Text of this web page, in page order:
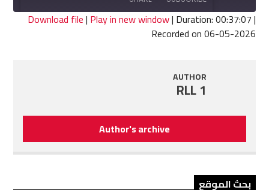
Seconds
seconds
SHARE
Download file| Play in new window| Duration: 00:37:07|
Recorded on 06-05-2026
AUTHOR
RLL 1
Author's archive
بحث الموقع